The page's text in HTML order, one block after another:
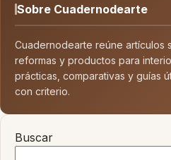
Sobre Cuadernodearte
Cuadernodearte reúne artículos
reformas y productos para
prácticas, comparativas y guías
con criterio.
Buscar